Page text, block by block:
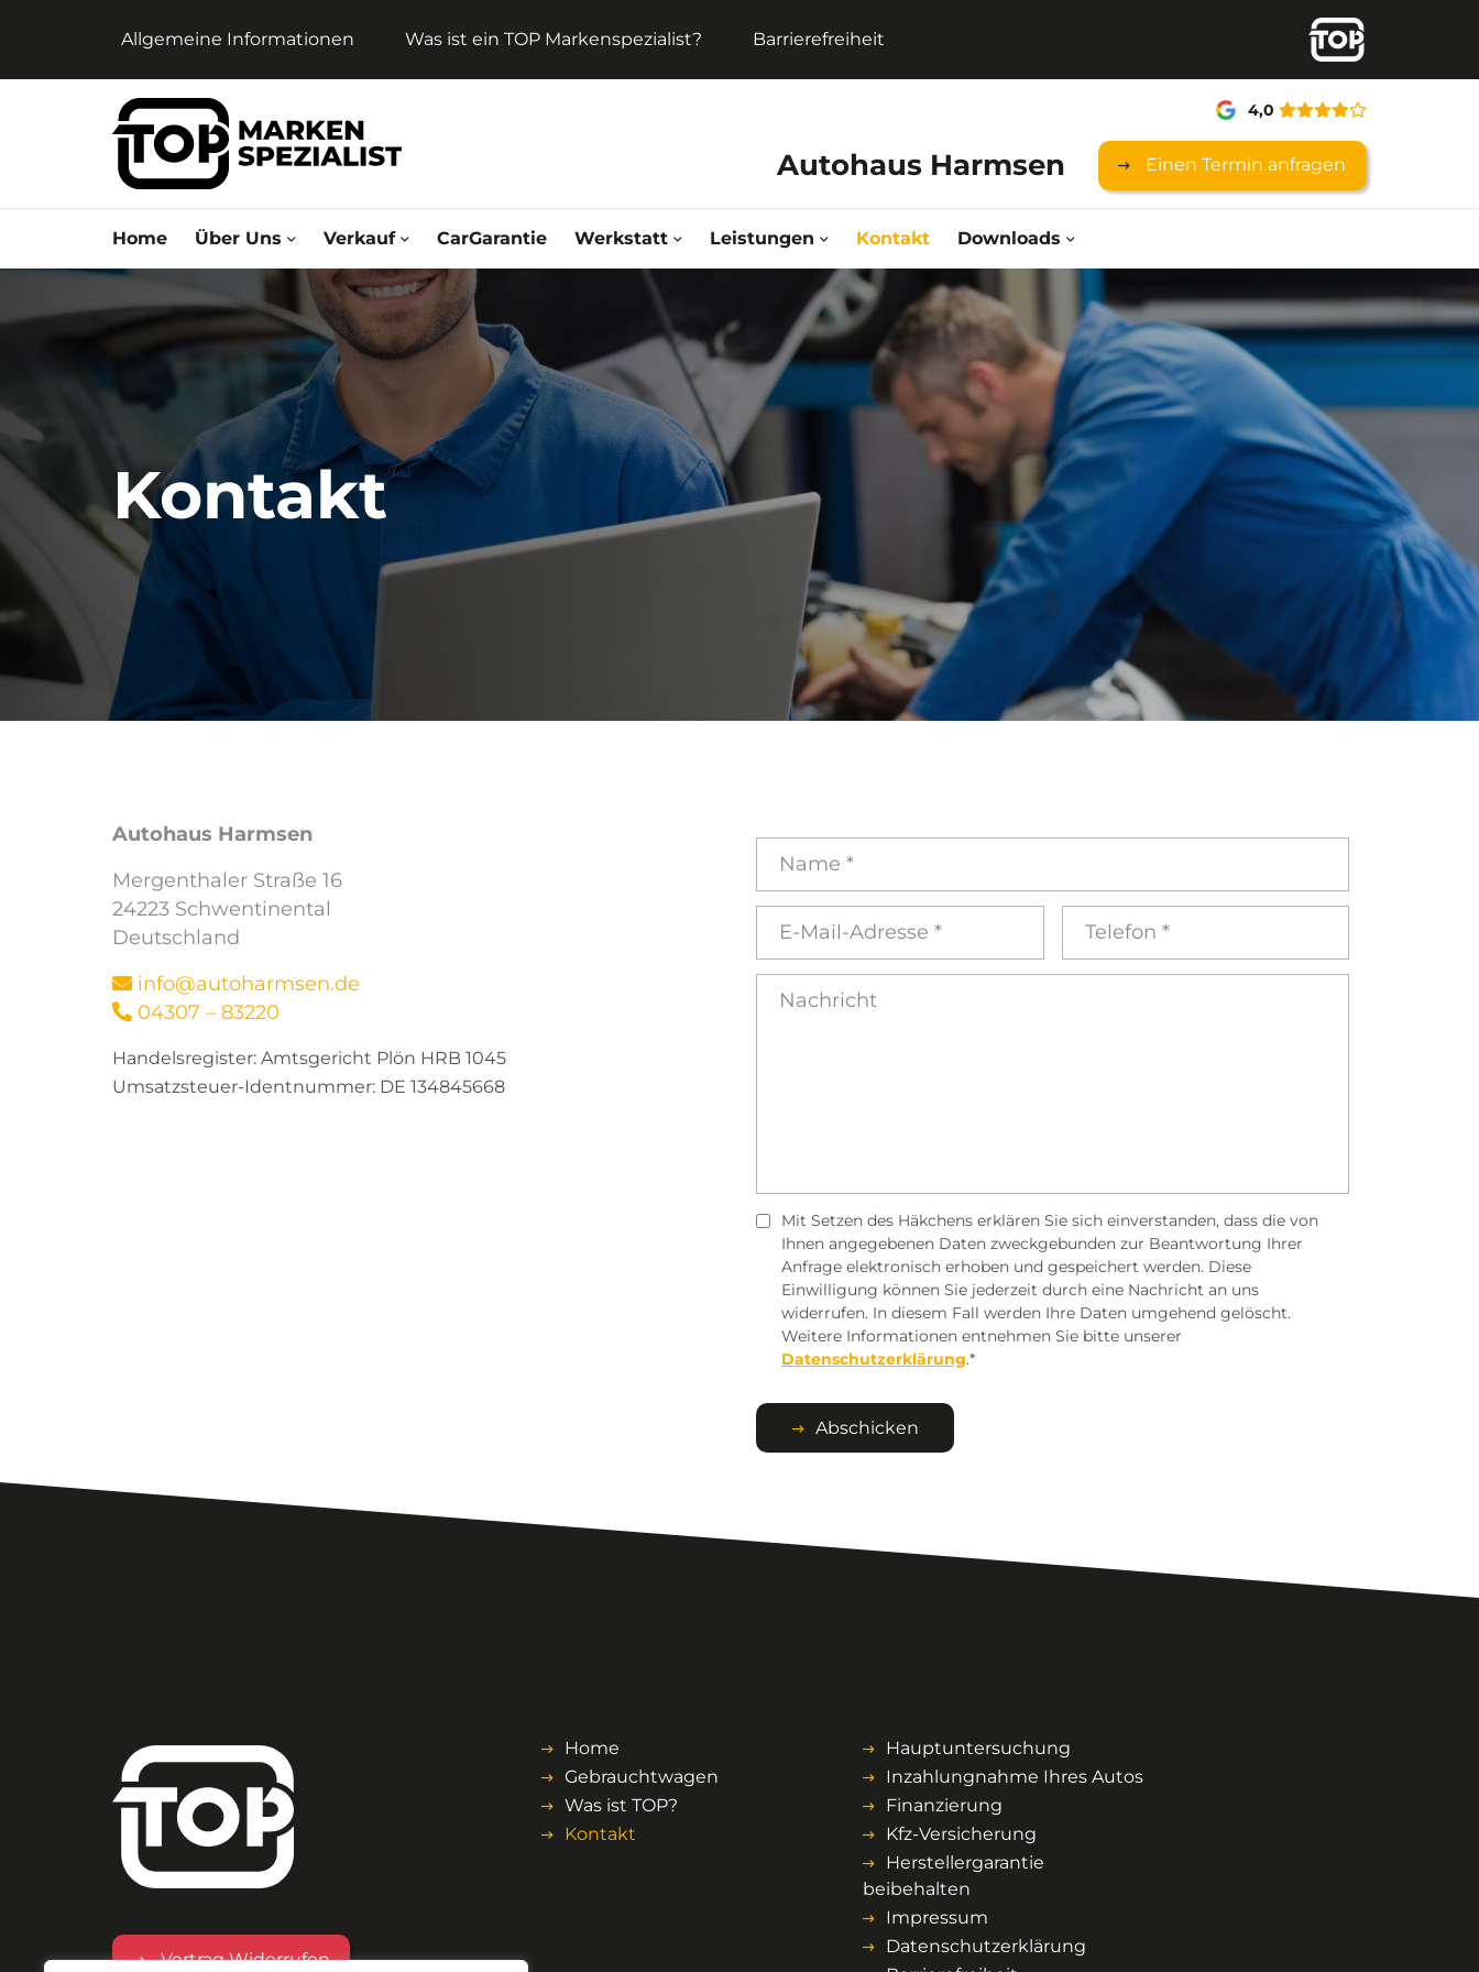
Allgemeine Informationen Was ist ein TOP Markenspezialist? Barrierefreiheit
4,0
Autohaus Harmsen Einen Termin anfragen
Home Über Uns Verkauf CarGarantie Werkstatt Leistungen Kontakt Downloads
Kontakt
Autohaus Harmsen
Mergenthaler Straße 16
24223 Schwentinental
Deutschland
info@autoharmsen.de
04307 – 83220
Handelsregister: Amtsgericht Plön HRB 1045
Umsatzsteuer-Identnummer: DE 134845668
E-
Mail-
Telefon *
Zustimmung
Mit Setzen des Häkchens erklären Sie sich einverstanden, dass die von
Ihnen angegebenen Daten zweckgebunden zur Beantwortung Ihrer
Anfrage elektronisch erhoben und gespeichert werden. Diese
Einwilligung können Sie jederzeit durch eine Nachricht an uns
widerrufen. In diesem Fall werden Ihre Daten umgehend gelöscht.
Weitere Informationen entnehmen Sie bitte unserer
Datenschutzerklärung.*
Abschicken
Vertrag Widerrufen
Hauptuntersuchung
Inzahlungnahme Ihres Autos
Finanzierung
Kfz-Versicherung
Herstellergarantie
beibehalten
Impressum
Datenschutzerklärung
Home
Gebrauchtwagen
Was ist TOP?
Kontakt